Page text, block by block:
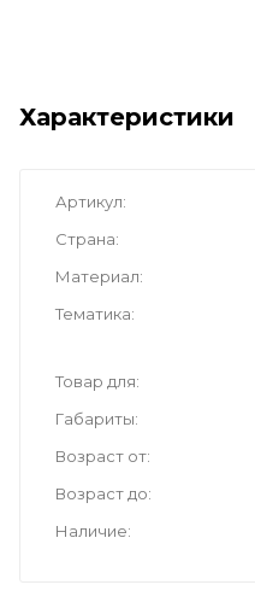
Характеристики
Артикул
Страна
Материал
Тематика
Товар для
Габариты
Возраст от
Возраст до
Наличие